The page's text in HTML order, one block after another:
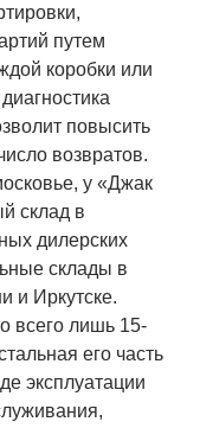
путем
коробки или
повысить
возвратов.
у «Джак
склад в
дилерских
склады в
и Иркутске.
всего лишь 15-
его часть
эксплуатации